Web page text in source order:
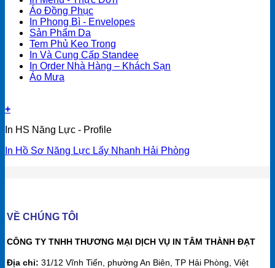
Áo Đồng Phục
In Phong Bì - Envelopes
Sản Phẩm Da
Tem Phủ Keo Trong
In Và Cung Cấp Standee
In Order Nhà Hàng – Khách Sạn
Áo Mưa
+
In HS Năng Lực - Profile
In Hồ Sơ Năng Lực Lấy Nhanh Hải Phòng
VỀ CHÚNG TÔI
CÔNG TY TNHH THƯƠNG MẠI DỊCH VỤ IN TÂM THÀNH ĐẠT
Địa chỉ: 31/12 Vĩnh Tiến, phường An Biên, TP Hải Phòng, Việt